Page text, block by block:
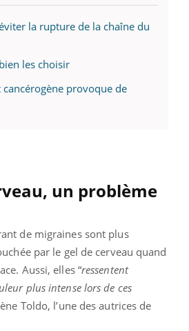
la rupture de la chaîne du
les choisir
provoque de
un problème
de migraines sont plus
par le gel de cerveau quand
Aussi, elles “ressentent
plus intense lors de ces
Toldo, l’une des autrices de